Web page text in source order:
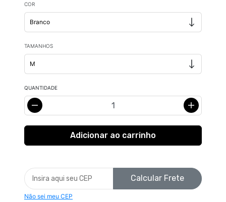
COR
TAMANHOS
QUANTIDADE
Calcular Frete
Não sei meu CEP